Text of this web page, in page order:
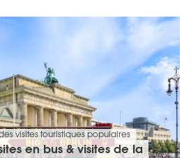
visites touristiques populaires
en bus & visites de la